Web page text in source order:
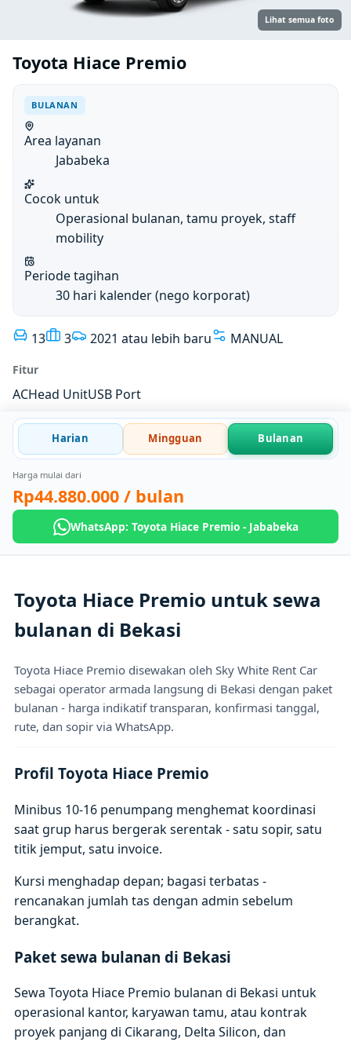
Lihat semua foto
Toyota Hiace Premio
BULANAN
Area layanan
Jababeka
Cocok untuk
Operasional bulanan, tamu proyek, staff
mobility
Periode tagihan
30 hari kalender (nego korporat)
13 3 2021 atau lebih baru MANUAL
Fitur
ACHead UnitUSB Port
Harian Mingguan Bulanan
Harga mulai dari
Rp44.880.000 / bulan
WhatsApp: Toyota Hiace Premio - Jababeka
Toyota Hiace Premio untuk sewa
bulanan di Bekasi
Toyota Hiace Premio disewakan oleh Sky White Rent Car
sebagai operator armada langsung di Bekasi dengan paket
bulanan - harga indikatif transparan, konfirmasi tanggal,
rute, dan sopir via WhatsApp.
Profil Toyota Hiace Premio
Minibus 10-16 penumpang menghemat koordinasi
saat grup harus bergerak serentak - satu sopir, satu
titik jemput, satu invoice.
Kursi menghadap depan; bagasi terbatas -
rencanakan jumlah tas dengan admin sebelum
berangkat.
Paket sewa bulanan di Bekasi
Sewa Toyota Hiace Premio bulanan di Bekasi untuk
operasional kantor, karyawan tamu, atau kontrak
proyek panjang di Cikarang, Delta Silicon, dan